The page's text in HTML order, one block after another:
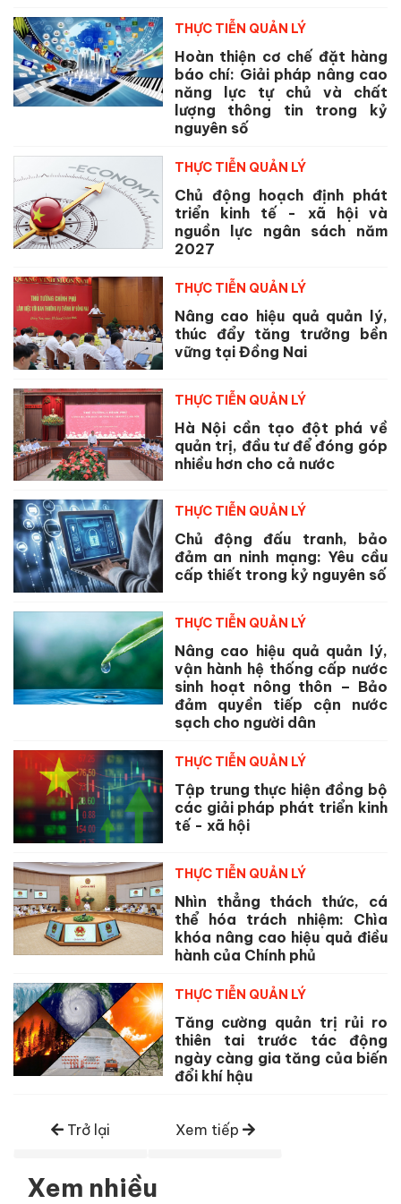
THỰC TIỄN QUẢN LÝ
Hoàn thiện cơ chế đặt hàng
báo chí: Giải pháp nâng cao
năng lực tự chủ và chất
lượng thông tin trong kỷ
nguyên số
THỰC TIỄN QUẢN LÝ
Chủ động hoạch định phát
triển kinh tế - xã hội và
nguồn lực ngân sách năm
2027
THỰC TIỄN QUẢN LÝ
Nâng cao hiệu quả quản lý,
thúc đẩy tăng trưởng bền
vững tại Đồng Nai
THỰC TIỄN QUẢN LÝ
Hà Nội cần tạo đột phá về
quản trị, đầu tư để đóng góp
nhiều hơn cho cả nước
THỰC TIỄN QUẢN LÝ
Chủ động đấu tranh, bảo
đảm an ninh mạng: Yêu cầu
cấp thiết trong kỷ nguyên số
THỰC TIỄN QUẢN LÝ
Nâng cao hiệu quả quản lý,
vận hành hệ thống cấp nước
sinh hoạt nông thôn – Bảo
đảm quyền tiếp cận nước
sạch cho người dân
THỰC TIỄN QUẢN LÝ
Tập trung thực hiện đồng bộ
các giải pháp phát triển kinh
tế - xã hội
THỰC TIỄN QUẢN LÝ
Nhìn thẳng thách thức, cá
thể hóa trách nhiệm: Chìa
khóa nâng cao hiệu quả điều
hành của Chính phủ
THỰC TIỄN QUẢN LÝ
Tăng cường quản trị rủi ro
thiên tai trước tác động
ngày càng gia tăng của biến
đổi khí hậu
Trở lại Xem tiếp
Xem nhiều